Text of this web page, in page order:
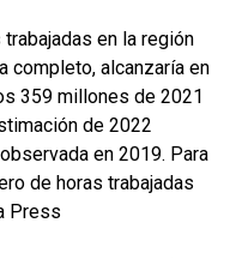
en la región
completo, alcanzaría en
359 millones de 2021
de 2022
en 2019. Para
de horas trabajadas
Press